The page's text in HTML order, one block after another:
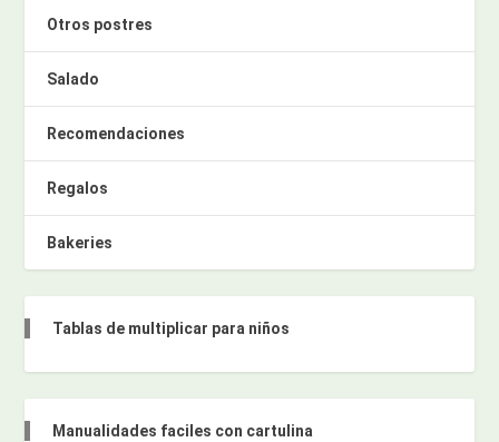
Otros postres
Salado
Recomendaciones
Regalos
Bakeries
Tablas de multiplicar para niños
Manualidades faciles con cartulina